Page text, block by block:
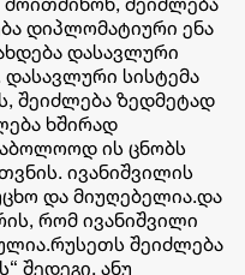
დიპლომატიური ენა
დასავლური
სისტემა
შეიძლება ზედმეტად
ხშირად
ის ცნობს
ივანიშვილის
და მიუღებელია.და
რომ ივანიშვილი
შეიძლება
შედეგი, ანუ